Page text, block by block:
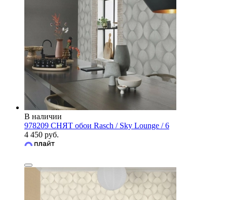
В наличии
978209 СНЯТ обои Rasch / Sky Lounge / 6
4 450 руб.